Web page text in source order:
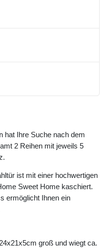
hat Ihre Suche nach dem
2 Reihen mit jeweils 5
ist mit einer hochwertigen
Sweet Home kaschiert.
ermöglicht Ihnen ein
groß und wiegt ca.